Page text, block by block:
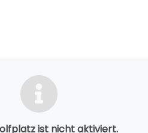
ist nicht aktiviert.